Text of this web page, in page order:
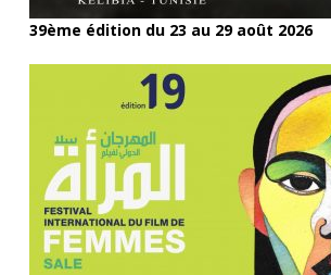
39ème édition du 23 au 29 août 2026